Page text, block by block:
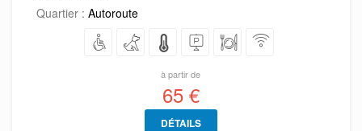
Quartier : Autoroute
à partir de
65 €
DÉTAILS